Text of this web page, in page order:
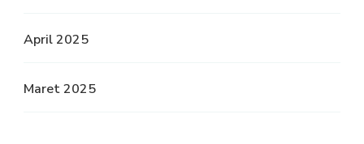
April 2025
Maret 2025